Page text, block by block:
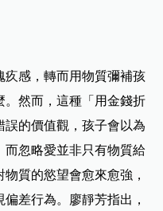
疚感，轉而用物質彌補孩
。然而，這種「用金錢折
的價值觀，孩子會以為
而忽略愛並非只有物質給
質的慾望會愈來愈強，
差行為。廖靜芳指出，